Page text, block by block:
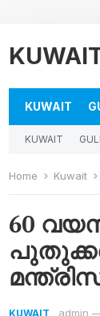
KUWAIT
KUWAIT
Home Kuwait
60
KUWAIT admin